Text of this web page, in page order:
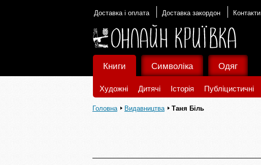
Доставка і оплата Доставка закордон Контакти
Книги
Художні Дитячі Історія Публіцистичні
Символіка Одяг
Головна Видавництва Таня Біль